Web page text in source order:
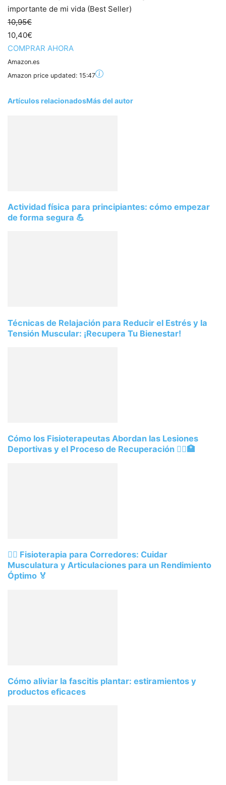
importante de mi vida (Best Seller)
10,95€
10,40€
COMPRAR AHORA
Amazon.es
Amazon price updated: 15:47
Artículos relacionadosMás del autor
Actividad física para principiantes: cómo empezar
de forma segura 💪
Técnicas de Relajación para Reducir el Estrés y la
Tensión Muscular: ¡Recupera Tu Bienestar!
Cómo los Fisioterapeutas Abordan las Lesiones
Deportivas y el Proceso de Recuperación 🏃‍♀️🏥
🏃‍♂️ Fisioterapia para Corredores: Cuidar
Musculatura y Articulaciones para un Rendimiento
Óptimo 🏅
Cómo aliviar la fascitis plantar: estiramientos y
productos eficaces